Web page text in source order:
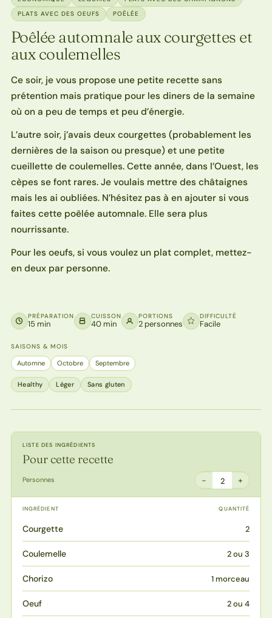
PLATS AVEC DES OEUFS
POÊLÉE
Poêlée automnale aux courgettes et
aux coulemelles
Ce soir, je vous propose une petite recette sans
prétention mais pratique pour les diners de la semaine
où on a peu de temps et peu d’énergie.
L’autre soir, j’avais deux courgettes (probablement les
dernières de la saison ou presque) et une petite
cueillette de coulemelles. Cette année, dans l’Ouest, les
cèpes se font rares. Je voulais mettre des châtaignes
mais les ai oubliées. N’hésitez pas à en ajouter si vous
faites cette poêlée automnale. Elle sera plus
nourrissante.
Pour les oeufs, si vous voulez un plat complet, mettez-
en deux par personne.
PRÉPARATION
15 min
CUISSON
40 min
PORTIONS
2 personnes
DIFFICULTÉ
Facile
SAISONS & MOIS
Automne Octobre Septembre
Healthy Léger Sans gluten
LISTE DES INGRÉDIENTS
Pour cette recette
Personnes − 2 +
INGRÉDIENT QUANTITÉ
Courgette 2
Coulemelle 2 ou 3
Chorizo 1 morceau
Oeuf 2 ou 4